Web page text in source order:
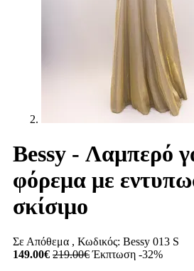
Bessy - Λαμπερό
φόρεμα με
σκίσιμο
Σε Απόθεμα , Κωδικός: Bessy 013 S
149.00€ 219.00€ Έκπτωση -32%